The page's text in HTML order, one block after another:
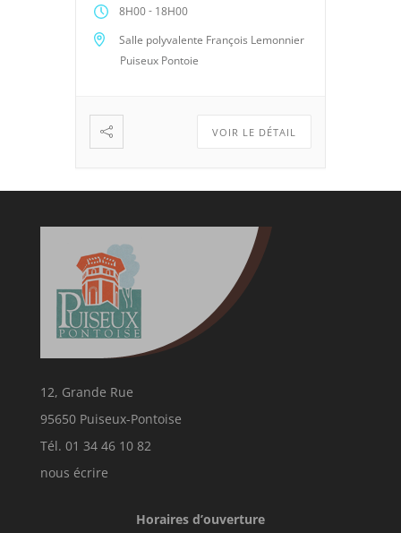
8H00- 18H00
Salle polyvalente François Lemonnier
Puiseux Pontoie
VOIR LE DÉTAIL
12, Grande Rue
95650 Puiseux-Pontoise
Tél. 01 34 46 10 82
nous écrire
Horaires d’ouverture